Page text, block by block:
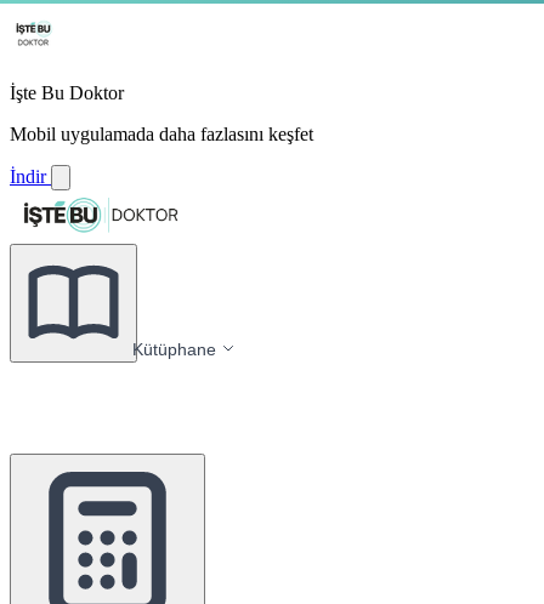
İşte Bu Doktor
Mobil uygulamada daha fazlasını keşfet
İndir
Kütüphane